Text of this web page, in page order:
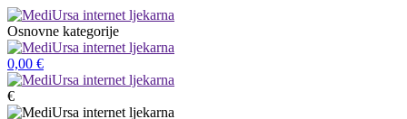
Osnovne kategorije
0,00 €
€